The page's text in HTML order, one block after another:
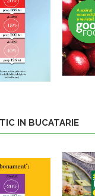
IN BUCATARIE